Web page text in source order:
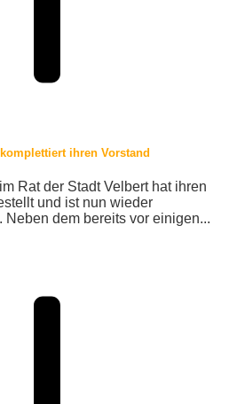
ihren Vorstand
Rat der Stadt Velbert hat ihren
und ist nun wieder
Neben dem bereits vor einigen...